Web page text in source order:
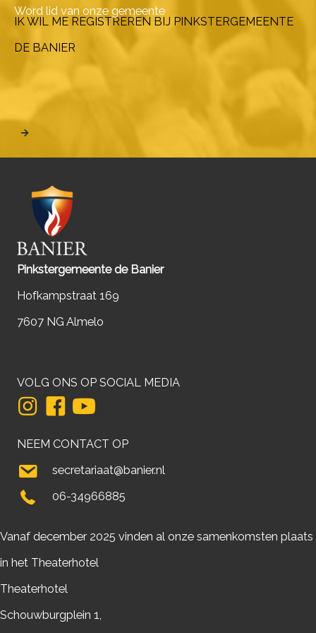
Word lid van onze gemeente
IK WIL ME REGISTREREN BIJ PINKSTERGEMEENTE
DE BANIER
Pinkstergemeente de Banier
Hofkampstraat 169
7607 NG Almelo
VOLG ONS OP SOCIAL MEDIA
NEEM CONTACT OP
secretariaat@banier.nl
06-34966885
Vanaf december 2025 vinden al onze samenkomsten plaats
in het Theaterhotel
Theaterhotel
Schouwburgplein 1,